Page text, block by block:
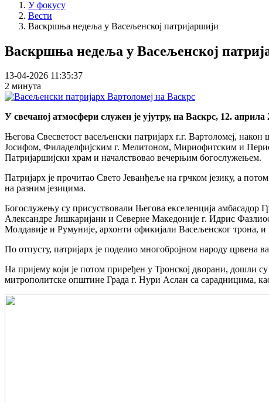
У фокусу
Вести
Васкршња недеља у Васељенској патријаршији
Васкршња недеља у Васељенској
13-04-2026 11:35:37
2 минута
У свечаној атмосфери служен је ујутру, на Васкрс, 12.
Његова Свесветост васељенски патријарх г.г. Вартоломеј,
Јосифом, Филаделфијским г. Мелитоном, Мириофитским и
Патријаршијски храм и началствовао вечерњим богослужењем.
Патријарх је прочитао Свето Јеванђеље на грчком језику, а
на разним језицима.
Богослужењу су присуствовали Његова екселенција амбасадор
Александре Јишкаријани и Северне Македоније г. Идрис
Молдавије и Румуније, архонти офикијали Васељенског трона,
По отпусту, патријарх је поделио многобројном народу црвена
На пријему који је потом приређен у Тронској дворани, дошли
митрополитске општине Града г. Нури Аслан са сарадницима,